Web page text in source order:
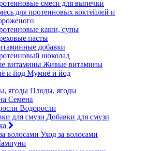
смеси для выпечки
для протеиновых коктейлей и
каши, супы
пасты
добавки
шоколад
Живые витамины
Мумиё и йод
Плоды, ягоды
Семена
Водоросли
Добавки для смузи
Уход за волосами